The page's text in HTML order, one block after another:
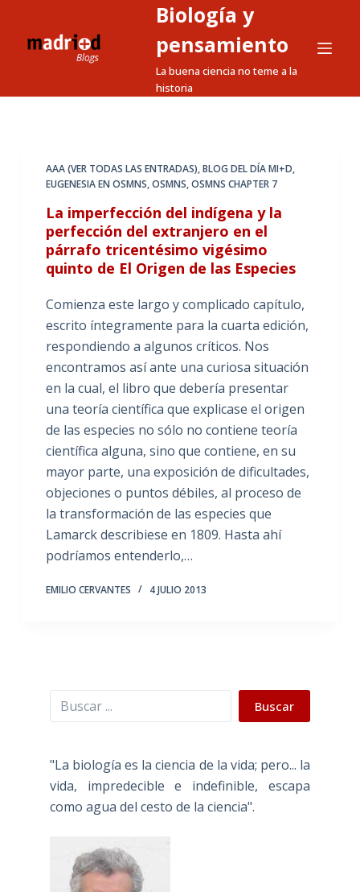
a
Biología y
pensamiento
La buena ciencia no teme a la
historia
AAA (VER TODAS LAS ENTRADAS),BLOG DEL DÍA MI+D,
EUGENESIA EN OSMNS,OSMNS,OSMNS CHAPTER 7
La imperfección del indígena y la
perfección del extranjero en el
párrafo tricentésimo vigésimo
quinto de El Origen de las Especies
Comienza este largo y complicado capítulo,
escrito íntegramente para la cuarta edición,
respondiendo a algunos críticos. Nos
encontramos así ante una curiosa situación
en la cual, el libro que debería presentar
una teoría científica que explicase el origen
de las especies no sólo no contiene teoría
científica alguna, sino que contiene, en su
mayor parte, una exposición de dificultades,
objeciones o puntos débiles, al proceso de
la transformación de las especies que
Lamarck describiese en 1809. Hasta ahí
podríamos entenderlo,…
EMILIO CERVANTES 4 JULIO 2013
Buscar Buscar
"La biología es la ciencia de la vida; pero... la
vida, impredecible e indefinible, escapa
como agua del cesto de la ciencia".